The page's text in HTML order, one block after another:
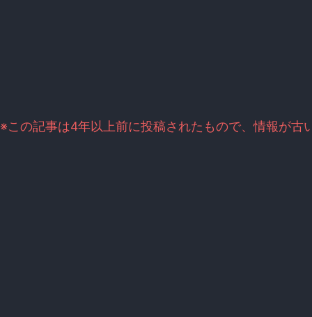
※この記事は4年以上前に投稿されたもので、情報が古